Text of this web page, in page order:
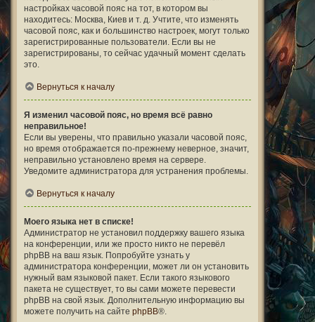
настройках часовой пояс на тот, в котором вы
находитесь: Москва, Киев и т. д. Учтите, что изменять
часовой пояс, как и большинство настроек, могут только
зарегистрированные пользователи. Если вы не
зарегистрированы, то сейчас удачный момент сделать
это.
Вернуться к началу
Я изменил часовой пояс, но время всё равно
неправильное!
Если вы уверены, что правильно указали часовой пояс,
но время отображается по-прежнему неверное, значит,
неправильно установлено время на сервере.
Уведомите администратора для устранения проблемы.
Вернуться к началу
Моего языка нет в списке!
Администратор не установил поддержку вашего языка
на конференции, или же просто никто не перевёл
phpBB на ваш язык. Попробуйте узнать у
администратора конференции, может ли он установить
нужный вам языковой пакет. Если такого языкового
пакета не существует, то вы сами можете перевести
phpBB на свой язык. Дополнительную информацию вы
можете получить на сайте phpBB®.